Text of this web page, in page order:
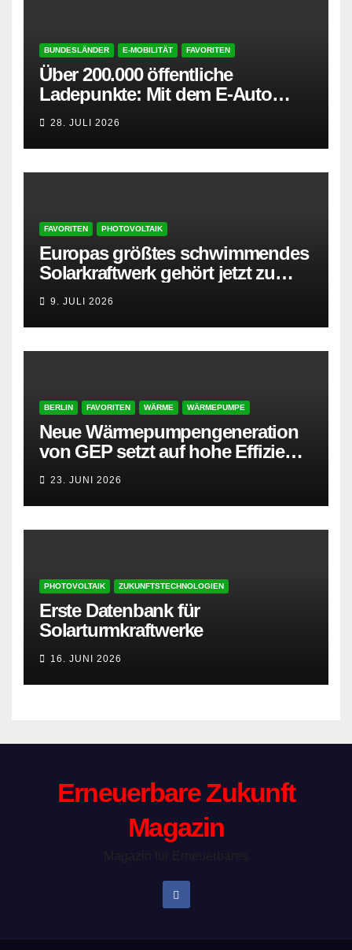
BUNDESLÄNDER E-MOBILITÄT FAVORITEN
Über 200.000 öffentliche
Ladepunkte: Mit dem E-Auto
entspannt in den Sommerurlaub
28. JULI 2026
FAVORITEN PHOTOVOLTAIK
Europas größtes schwimmendes
Solarkraftwerk gehört jetzt zu
AMPYR
9. JULI 2026
BERLIN FAVORITEN WÄRME WÄRMEPUMPE
Neue Wärmepumpengeneration
von GEP setzt auf hohe Effizienz
und besonders leisen Betrieb
23. JUNI 2026
PHOTOVOLTAIK ZUKUNFTSTECHNOLOGIEN
Erste Datenbank für
Solarturmkraftwerke
16. JUNI 2026
Erneuerbare Zukunft
Magazin